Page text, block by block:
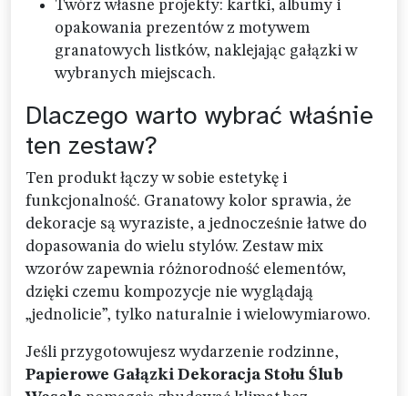
Twórz własne projekty: kartki, albumy i
opakowania prezentów z motywem
granatowych listków, naklejając gałązki w
wybranych miejscach.
Dlaczego warto wybrać właśnie
ten zestaw?
Ten produkt łączy w sobie estetykę i
funkcjonalność. Granatowy kolor sprawia, że
dekoracje są wyraziste, a jednocześnie łatwe do
dopasowania do wielu stylów. Zestaw mix
wzorów zapewnia różnorodność elementów,
dzięki czemu kompozycje nie wyglądają
„jednolicie”, tylko naturalnie i wielowymiarowo.
Jeśli przygotowujesz wydarzenie rodzinne,
Papierowe Gałązki Dekoracja Stołu Ślub